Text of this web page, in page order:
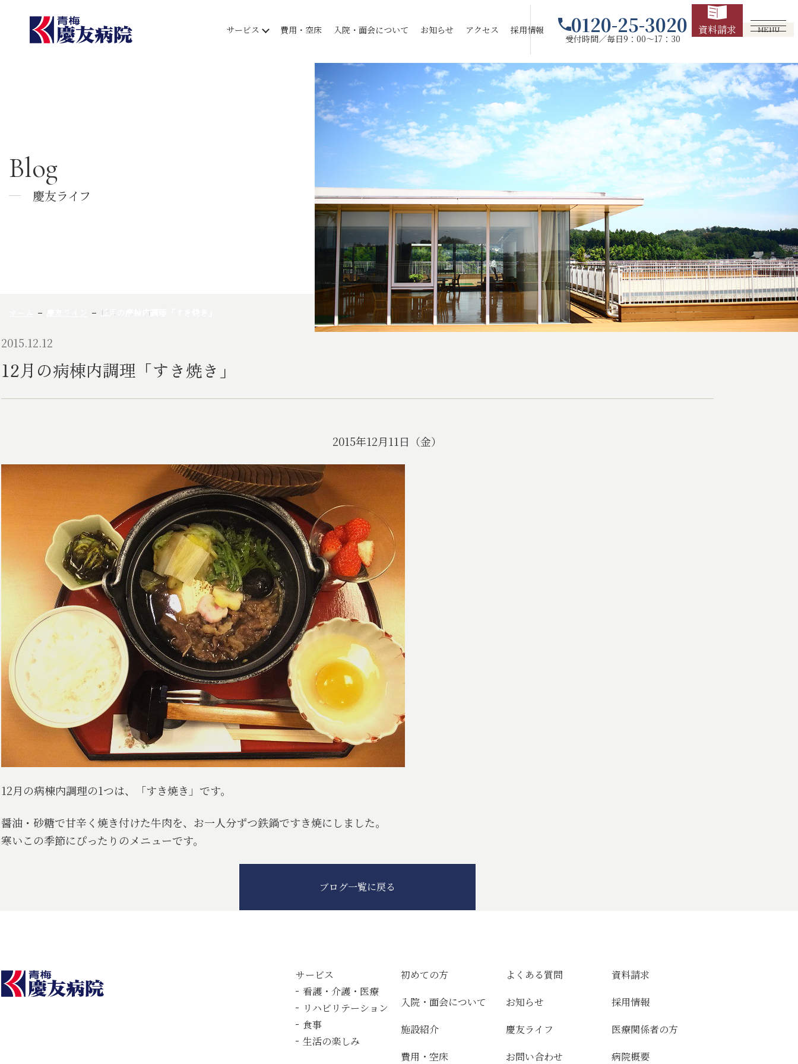
サービス 費用・空床 入院・面会について お知らせ アクセス 採用情報 0120-25-3020
受付時間／毎日9：00～17：30
資料請求 MENU
Blog
慶友ライフ
慶友ライフ 12月の病棟内調理「すき焼き」
2015.12.12
12月の病棟内調理「すき焼き」
2015年12月11日（金）
12月の病棟内調理の1つは、「すき焼き」です。
醤油・砂糖で甘辛く焼き付けた牛肉を、お一人分ずつ鉄鍋ですき焼にしました。
寒いこの季節にぴったりのメニューです。
ブログ一覧に戻る
サービス
看護・介護・医療
リハビリテーション
食事
生活の楽しみ
初めての方
入院・面会について
施設紹介
費用・空床
よくある質問
お知らせ
慶友ライフ
お問い合わせ
資料請求
採用情報
医療関係者の方
病院概要